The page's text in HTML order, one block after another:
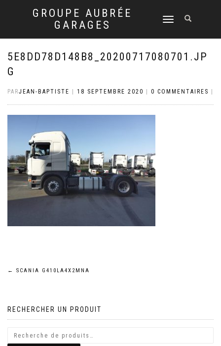
GROUPE AUBRÉE
GARAGES
DÉPLIER
NAVIGATION
5E8DD78D148B8_20200717080701.JP
G
PARJEAN-BAPTISTE 18 SEPTEMBRE 2020 0 COMMENTAIRES
Navigation
l’article
← SCANIA G410LA4X2MNA
RECHERCHER UN PRODUIT